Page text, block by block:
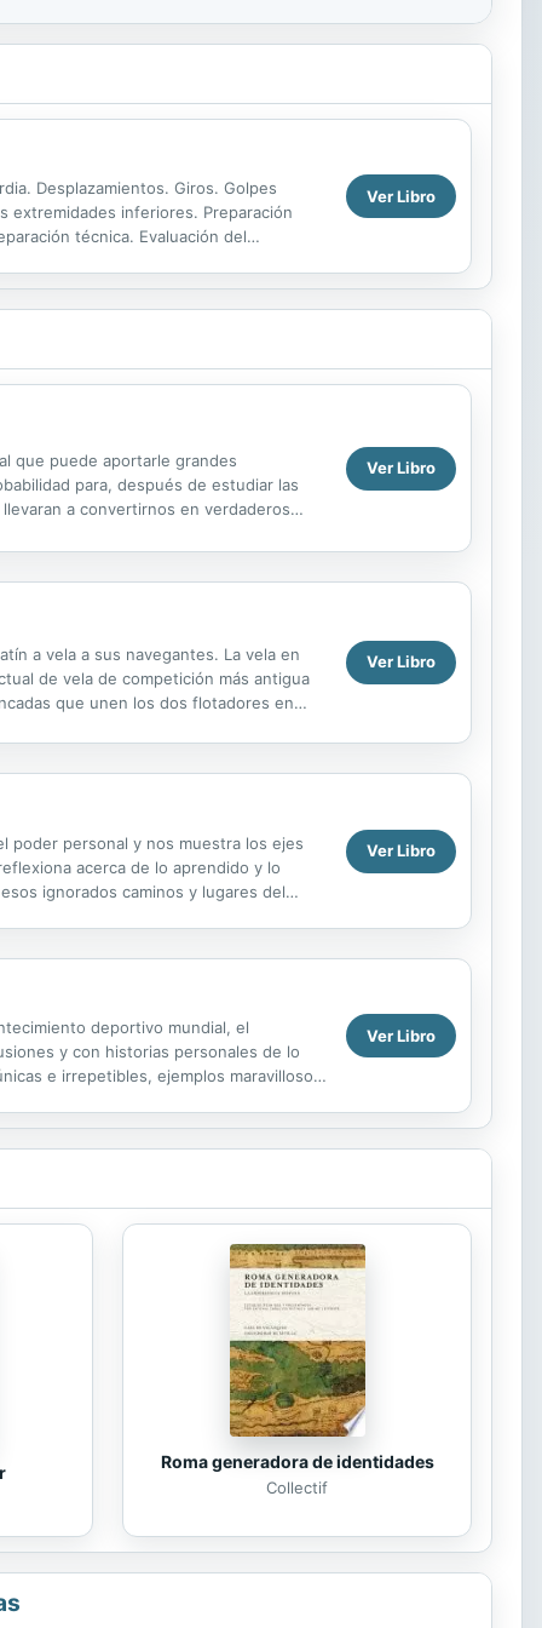
Desplazamientos. Giros. Golpes
extremidades inferiores. Preparación
técnica. Evaluación del
Ver Libro
que puede aportarle grandes
para, después de estudiar las
a convertirnos en verdaderos
Ver Libro
a vela a sus navegantes. La vela en
de vela de competición más antigua
que unen los dos flotadores en
Ver Libro
poder personal y nos muestra los ejes
acerca de lo aprendido y lo
ignorados caminos y lugares del
Ver Libro
deportivo mundial, el
y con historias personales de lo
e irrepetibles, ejemplos maravillosos
Ver Libro
Roma generadora de identidades
Collectif